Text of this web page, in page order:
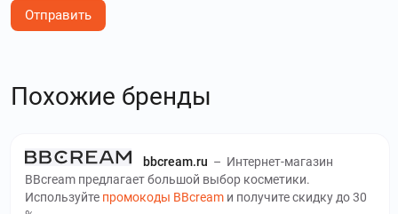
Отправить
Похожие бренды
bbcream.ru – Интернет-магазин
BBcream предлагает большой выбор косметики.
Используйте промокоды BBcream и получите скидку до 30